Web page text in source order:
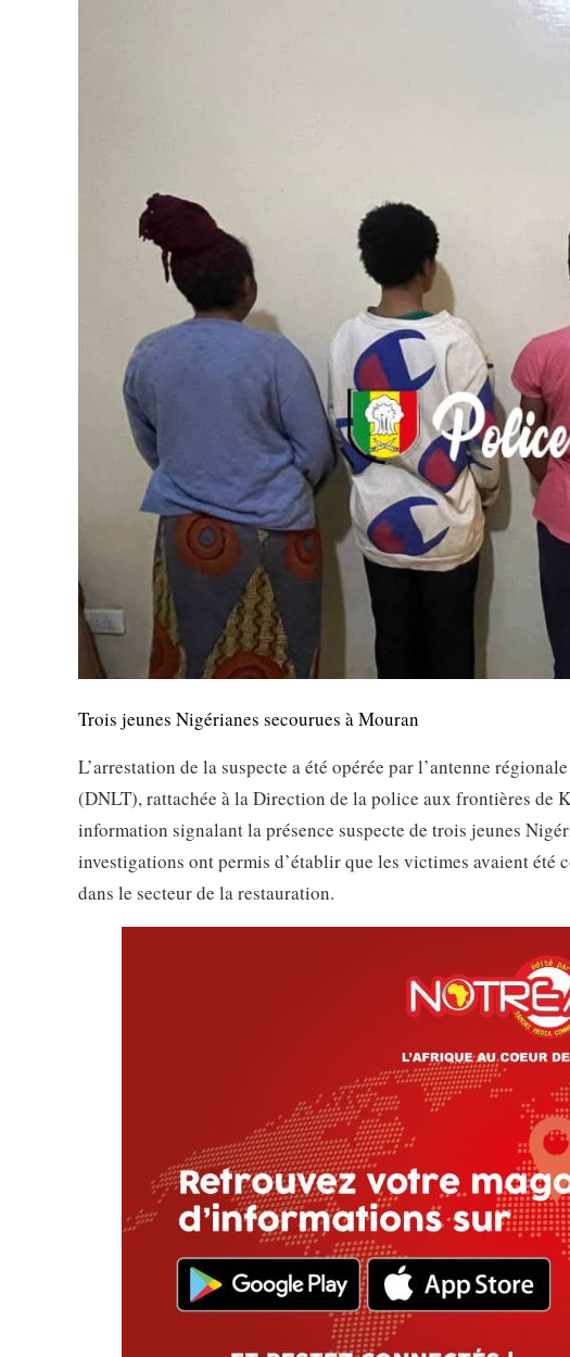
Trois jeunes Nigérianes secourues à Mouran
L’arrestation de la suspecte a été opérée par l’antenne
(DNLT), rattachée à la Direction de la police aux frontières de
information signalant la présence suspecte de trois jeunes
investigations ont permis d’établir que les victimes avaient été
dans le secteur de la restauration.